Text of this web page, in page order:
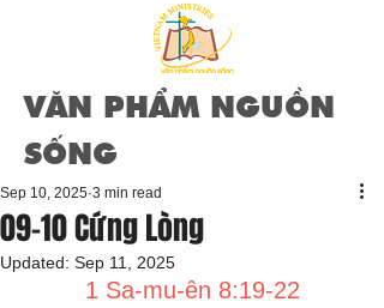
VĂN PHẨM NGUỒN
SỐNG
09-10 Cứng Lòng
Sep 10, 2025 3 min read
Updated: Sep 11, 2025
1 Sa-mu-ên 8:19-22